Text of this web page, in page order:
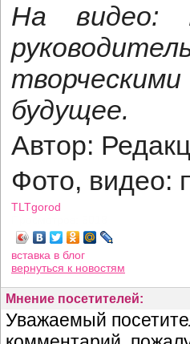
На видео:
будущее.
Автор:
Фото, видео:
TLTgorod
вставка в блог
вернуться к новостям
Мнение посетителей: